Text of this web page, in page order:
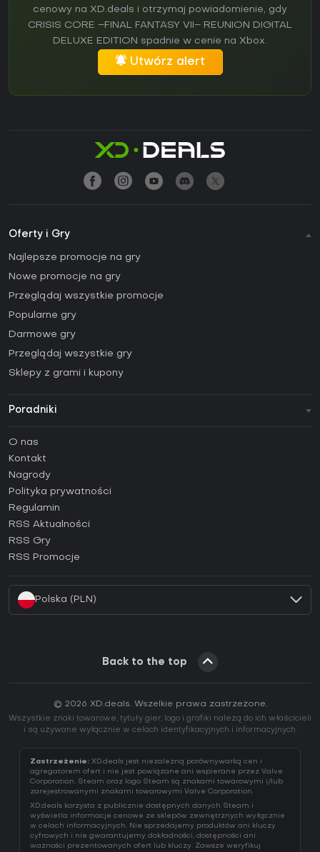
cenowy na XD.deals i otrzymaj powiadomienie, gdy
CRISIS CORE –FINAL FANTASY VII– REUNION DIGITAL
DELUXE EDITION spadnie w cenie na Xbox.
Utwórz alert
Oferty i Gry
Najlepsze promocje na gry
Nowe promocje na gry
Przeglądaj wszystkie promocje
Popularne gry
Darmowe gry
Przeglądaj wszystkie gry
Sklepy z grami i kupony
Poradniki
Poradniki
Jak aktywować klucz Steam (CD Key)?
Jak aktywować klucz Epic Games (CD Key)?
Jak aktywować klucz GOG (CD Key)?
Jak aktywować klucz Ubisoft Connect (CD Key)?
O nas
Kontakt
Nagrody
Polityka prywatności
Regulamin
RSS Aktualności
RSS Gry
RSS Promocje
Polska (PLN)
Back to the top
© 2026 XD.deals. Wszelkie prawa zastrzeżone.
Wszystkie znaki towarowe, tytuły gier, logo i grafiki należą do ich właścicieli
i są używane wyłącznie w celach identyfikacyjnych i informacyjnych.
Zastrzeżenie: XD.deals jest niezależną porównywarką cen i
agregatorem ofert i nie jest powiązane ani wspierane przez Valve
Corporation. Steam oraz logo Steam są znakami towarowymi i/lub
zarejestrowanymi znakami towarowymi Valve Corporation.
XD.deals korzysta z publicznie dostępnych danych Steam i
wyświetla informacje cenowe ze sklepów zewnętrznych wyłącznie
w celach informacyjnych. Nie sprzedajemy produktów ani kluczy
cyfrowych i nie gwarantujemy dokładności, dostępności ani
ważności prezentowanych ofert lub kluczy. Zawsze weryfikuj